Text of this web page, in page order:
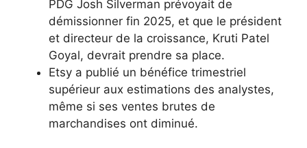
PDG Josh Silverman prévoyait de
démissionner fin 2025, et que le président
et directeur de la croissance, Kruti Patel
Goyal, devrait prendre sa place.
Etsy a publié un bénéfice trimestriel
supérieur aux estimations des analystes,
même si ses ventes brutes de
marchandises ont diminué.